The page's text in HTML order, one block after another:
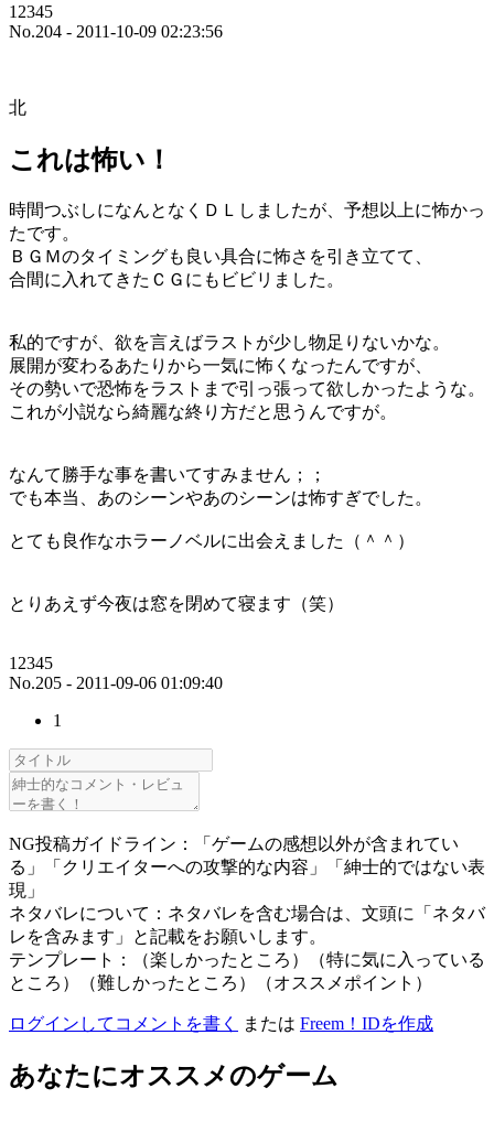
12345
No.204 - 2011-10-09 02:23:56
北
これは怖い！
時間つぶしになんとなくＤＬしましたが、予想以上に怖かっ
たです。
ＢＧＭのタイミングも良い具合に怖さを引き立てて、
合間に入れてきたＣＧにもビビリました。
私的ですが、欲を言えばラストが少し物足りないかな。
展開が変わるあたりから一気に怖くなったんですが、
その勢いで恐怖をラストまで引っ張って欲しかったような。
これが小説なら綺麗な終り方だと思うんですが。
なんて勝手な事を書いてすみません；；
でも本当、あのシーンやあのシーンは怖すぎでした。
とても良作なホラーノベルに出会えました（＾＾）
とりあえず今夜は窓を閉めて寝ます（笑）
12345
No.205 - 2011-09-06 01:09:40
1
NG投稿ガイドライン：「ゲームの感想以外が含まれてい
る」「クリエイターへの攻撃的な内容」「紳士的ではない表
現」
ネタバレについて：ネタバレを含む場合は、文頭に「ネタバ
レを含みます」と記載をお願いします。
テンプレート：（楽しかったところ）（特に気に入っている
ところ）（難しかったところ）（オススメポイント）
ログインしてコメントを書く または Freem！IDを作成
あなたにオススメのゲーム